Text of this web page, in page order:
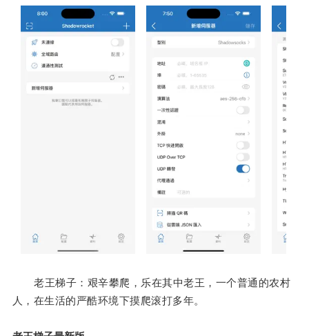
老王梯子：艰辛攀爬，乐在其中老王，一个普通的农村
人，在生活的严酷环境下摸爬滚打多年。